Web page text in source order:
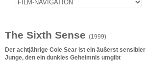
The Sixth Sense (1999)
Der achtjährige Cole Sear ist ein äußerst sensibler
Junge, den ein dunkles Geheimnis umgibt